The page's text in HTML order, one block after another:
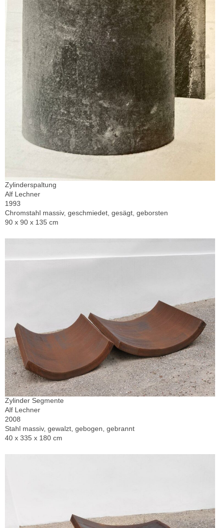
Zylinderspaltung
Alf Lechner
1993
Chromstahl massiv, geschmiedet, gesägt, geborsten
90 x 90 x 135 cm
Zylinder Segmente
Alf Lechner
2008
Stahl massiv, gewalzt, gebogen, gebrannt
40 x 335 x 180 cm